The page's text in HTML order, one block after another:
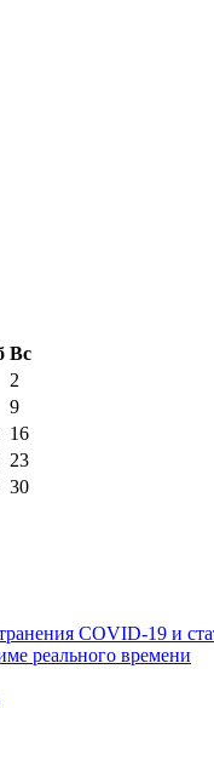
Вс
2
9
16
23
30
COVID-19 и
реального времени